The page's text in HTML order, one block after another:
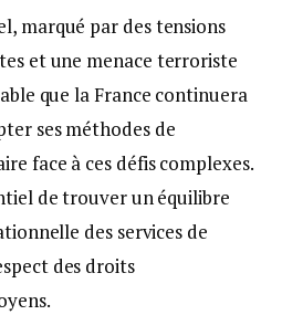
marqué par des tensions
et une menace terroriste
que la France continuera
ses méthodes de
face à ces défis complexes.
de trouver un équilibre
des services de
des droits